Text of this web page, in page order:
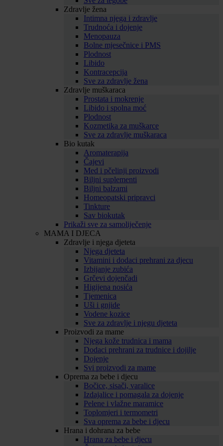
Zdravlje žena
Intimna njega i zdravlje
Trudnoća i dojenje
Menopauza
Bolne mjesečnice i PMS
Plodnost
Libido
Kontracepcija
Sve za zdravlje žena
Zdravlje muškaraca
Prostata i mokrenje
Libido i spolna moć
Plodnost
Kozmetika za muškarce
Sve za zdravlje muškaraca
Bio kutak
Aromaterapija
Čajevi
Med i pčelinji proizvodi
Biljni suplementi
Biljni balzami
Homeopatski pripravci
Tinkture
Sav biokutak
Prikaži sve za samoliječenje
MAMA I DJECA
Zdravlje i njega djeteta
Njega djeteta
Vitamini i dodaci prehrani za djecu
Izbijanje zubića
Grčevi dojenčadi
Higijena nosića
Tjemenica
Uši i gnjide
Vodene kozice
Sve za zdravlje i njegu djeteta
Proizvodi za mame
Njega kože trudnica i mama
Dodaci prehrani za trudnice i dojilje
Dojenje
Svi proizvodi za mame
Oprema za bebe i djecu
Bočice, sisači, varalice
Izdajalice i pomagala za dojenje
Pelene i vlažne maramice
Toplomjeri i termometri
Sva oprema za bebe i djecu
Hrana i dohrana za bebe
Hrana za bebe i djecu